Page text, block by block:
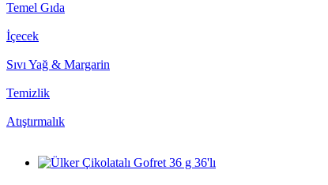
Temel Gıda
İçecek
Sıvı Yağ & Margarin
Temizlik
Atıştırmalık